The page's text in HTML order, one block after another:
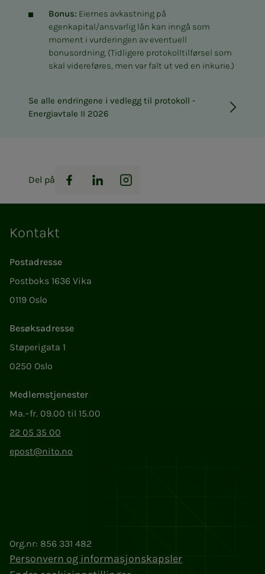
Bonus: Eiernes avkastning på
egenkapital/ansvarlig lån kan inngå som
moment i vurderingen av eventuell
bonusordning. (Tidligere protokolltilførsel som
skal videreføres, men var falt ut ved en inkurie.)
Se alle endringene i vedlegg til protokoll -
Energiavtale II 2026
Del på
Facebook
LinkedInInstagram
Kontakt
Postadresse
Postboks 1636 Vika
0119 Oslo
Besøksadresse
Støperigata 1
0250 Oslo
Medlemstjenester
Ma.–fr. 09.00 til 15.00
22 05 35 00
epost@nito.no
Org.nr: 856 331 482
Personvern og informasjonskapsler